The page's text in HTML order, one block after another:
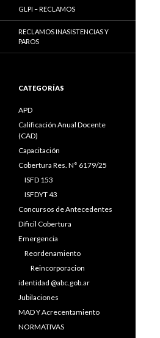
GLPI – RECLAMOS
RECLAMOS INASISTENCIAS Y
PAROS
CATEGORÍAS
APD
Calificación Anual Docente
(CAD)
Capacitación
Cobertura Res. N° 6179/25
ISFD 153
ISFDYT 43
Concursos de Antecedentes
Díficil Cobertura
Emergencia
Reordenamiento
Reincorporacion
identidad @abc.gob.ar
Jubilaciones
MAD Y Acrecentamiento
NORMATIVAS